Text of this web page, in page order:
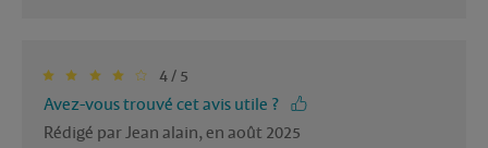
4 / 5
Avez-vous trouvé cet avis utile ?
Rédigé par Jean alain, en août 2025